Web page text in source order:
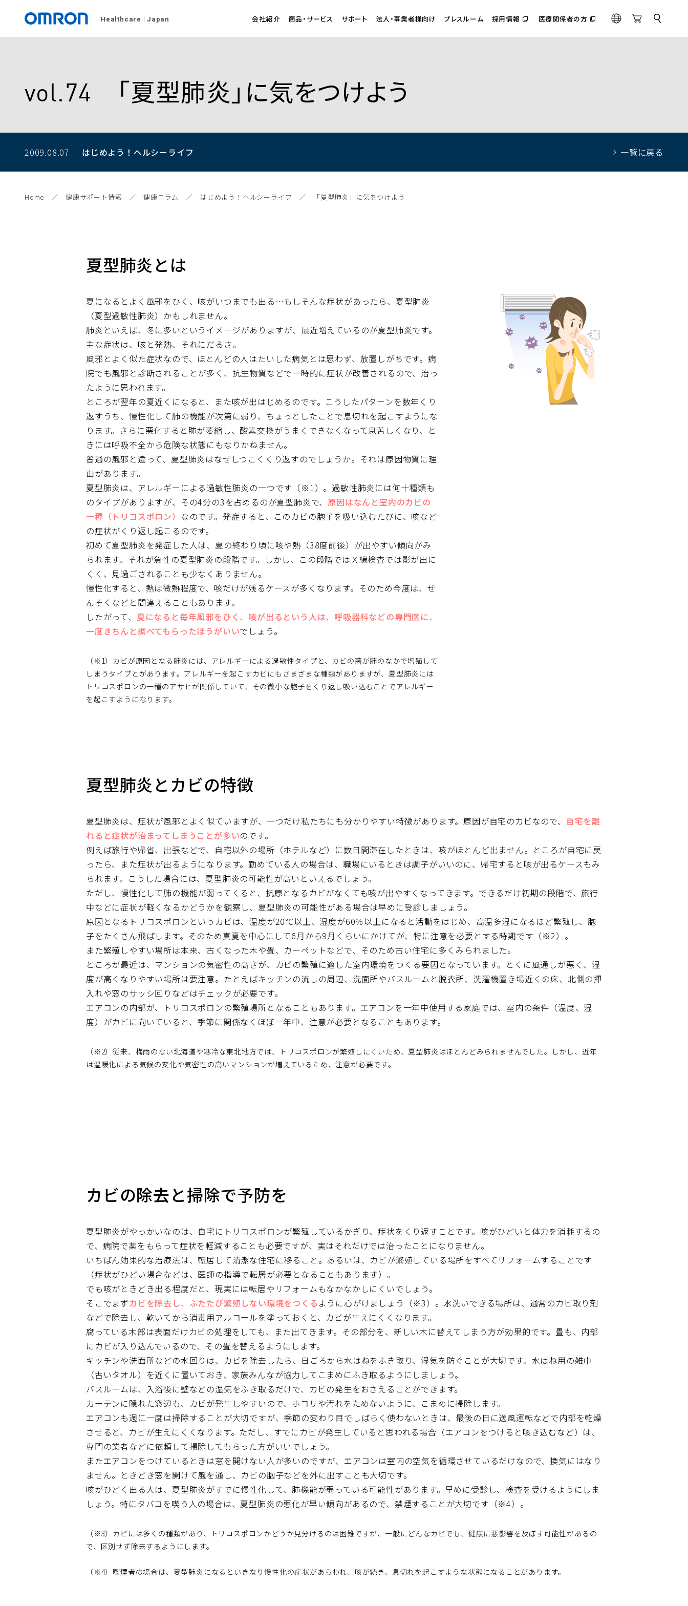
Healthcare Japan 会社紹介 商品・サービス サポート 法人・事業者様向け プレスルーム 採用情報
（別
ィ
医療関係者の方
（別
ィ
G
l
O
n
サ
ト
vol.74 「夏型肺炎」に気をつけよう
2009.08.07 はじめよう！ ヘルシーライフ 一覧に戻る
Home 健康サポート情報 健康コラム はじめよう！ヘルシーライフ 「夏型肺炎」に気をつけよう
夏型肺炎とは
夏になるとよく風邪をひく、咳がいつまでも出る…もしそんな症状があったら、夏型肺炎
（夏型過敏性肺炎）かもしれません。
肺炎といえば、冬に多いというイメージがありますが、最近増えているのが夏型肺炎です。
主な症状は、咳と発熱、それにだるさ。
風邪とよく似た症状なので、ほとんどの人はたいした病気とは思わず、放置しがちです。病
院でも風邪と診断されることが多く、抗生物質などで一時的に症状が改善されるので、治っ
たように思われます。
ところが翌年の夏近くになると、また咳が出はじめるのです。こうしたパターンを数年くり
返すうち、慢性化して肺の機能が次第に弱り、ちょっとしたことで息切れを起こすようにな
ります。さらに悪化すると肺が萎縮し、酸素交換がうまくできなくなって息苦しくなり、と
きには呼吸不全から危険な状態にもなりかねません。
普通の風邪と違って、夏型肺炎はなぜしつこくくり返すのでしょうか。それは原因物質に理
由があります。
夏型肺炎は、アレルギーによる過敏性肺炎の一つです（※1）。過敏性肺炎には何十種類も
のタイプがありますが、その4分の3を占めるのが夏型肺炎で、 原因はなんと室内のカビの
一種（トリコスポロン） なのです。発症すると、このカビの胞子を吸い込むたびに、咳など
の症状がくり返し起こるのです。
初めて夏型肺炎を発症した人は、夏の終わり頃に咳や熱（38度前後）が出やすい傾向がみ
られます。それが急性の夏型肺炎の段階です。しかし、この段階ではＸ線検査では影が出に
くく、見過ごされることも少なくありません。
慢性化すると、熱は微熱程度で、咳だけが残るケースが多くなります。そのため今度は、ぜ
んそくなどと間違えることもあります。
したがって、 夏になると毎年風邪をひく、咳が出るという人は、呼吸器科などの専門医に、
一度きちんと調べてもらったほうがいいでしょう。
（※1）カビが原因となる肺炎には、アレルギーによる過敏性タイプと、カビの菌が肺のなかで増殖して
しまうタイプとがあります。アレルギーを起こすカビにもさまざまな種類がありますが、夏型肺炎には
トリコスポロンの一種のアサヒが関係していて、その微小な胞子をくり返し吸い込むことでアレルギー
を起こすようになります。
夏型肺炎とカビの特徴
夏型肺炎は、症状が風邪とよく似ていますが、一つだけ私たちにも分かりやすい特徴があります。原因が自宅のカビなので、 自宅を離
れると症状が治まってしまうことが多いのです。
例えば旅行や帰省、出張などで、自宅以外の場所（ホテルなど）に数日間滞在したときは、咳がほとんど出ません。ところが自宅に戻
ったら、また症状が出るようになります。勤めている人の場合は、職場にいるときは調子がいいのに、帰宅すると咳が出るケースもみ
られます。こうした場合には、夏型肺炎の可能性が高いといえるでしょう。
ただし、慢性化して肺の機能が弱ってくると、抗原となるカビがなくても咳が出やすくなってきます。できるだけ初期の段階で、旅行
中などに症状が軽くなるかどうかを観察し、夏型肺炎の可能性がある場合は早めに受診しましょう。
原因となるトリコスポロンというカビは、温度が20℃以上、湿度が60％以上になると活動をはじめ、高温多湿になるほど繁殖し、胞
子をたくさん飛ばします。そのため真夏を中心にして6月から9月くらいにかけてが、特に注意を必要とする時期です（※2）。
また繁殖しやすい場所は本来、古くなった木や畳、カーペットなどで、そのため古い住宅に多くみられました。
ところが最近は、マンションの気密性の高さが、カビの繁殖に適した室内環境をつくる要因となっています。とくに風通しが悪く、湿
度が高くなりやすい場所は要注意。たとえばキッチンの流しの周辺、洗面所やバスルームと脱衣所、洗濯機置き場近くの床、北側の押
入れや窓のサッシ回りなどはチェックが必要です。
エアコンの内部が、トリコスポロンの繁殖場所となることもあります。エアコンを一年中使用する家庭では、室内の条件（温度、湿
度）がカビに向いていると、季節に関係なくほぼ一年中、注意が必要となることもあります。
（※2）従来、梅雨のない北海道や寒冷な東北地方では、トリコスポロンが繁殖しにくいため、夏型肺炎はほとんどみられませんでした。しかし、近年
は温暖化による気候の変化や気密性の高いマンションが増えているため、注意が必要です。
カビの除去と掃除で予防を
夏型肺炎がやっかいなのは、自宅にトリコスポロンが繁殖しているかぎり、症状をくり返すことです。咳がひどいと体力を消耗するの
で、病院で薬をもらって症状を軽減することも必要ですが、実はそれだけでは治ったことになりません。
いちばん効果的な治療法は、転居して清潔な住宅に移ること。あるいは、カビが繁殖している場所をすべてリフォームすることです
（症状がひどい場合などは、医師の指導で転居が必要となることもあります）。
でも咳がときどき出る程度だと、現実には転居やリフォームもなかなかしにくいでしょう。
そこでまずカビを除去し、ふたたび繁殖しない環境をつくる ように心がけましょう（※3）。水洗いできる場所は、通常のカビ取り剤
などで除去し、乾いてから消毒用アルコールを塗っておくと、カビが生えにくくなります。
腐っている木部は表面だけカビの処理をしても、また出てきます。その部分を、新しい木に替えてしまう方が効果的です。畳も、内部
にカビが入り込んでいるので、その畳を替えるようにします。
キッチンや洗面所などの水回りは、カビを除去したら、日ごろから水はねをふき取り、湿気を防ぐことが大切です。水はね用の雑巾
（古いタオル）を近くに置いておき、家族みんなが協力してこまめにふき取るようにしましょう。
バスルームは、入浴後に壁などの湿気をふき取るだけで、カビの発生をおさえることができます。
カーテンに隠れた窓辺も、カビが発生しやすいので、ホコリや汚れをためないように、こまめに掃除します。
エアコンも週に一度は掃除することが大切ですが、季節の変わり目でしばらく使わないときは、最後の日に送風運転などで内部を乾燥
させると、カビが生えにくくなります。ただし、すでにカビが発生していると思われる場合（エアコンをつけると咳き込むなど）は、
専門の業者などに依頼して掃除してもらった方がいいでしょう。
またエアコンをつけているときは窓を開けない人が多いのですが、エアコンは室内の空気を循環させているだけなので、換気にはなり
ません。ときどき窓を開けて風を通し、カビの胞子などを外に出すことも大切です。
咳がひどく出る人は、夏型肺炎がすでに慢性化して、肺機能が弱っている可能性があります。早めに受診し、検査を受けるようにしま
しょう。特にタバコを喫う人の場合は、夏型肺炎の悪化が早い傾向があるので、禁煙することが大切です（※4）。
（※3）カビには多くの種類があり、トリコスポロンかどうか見分けるのは困難ですが、一般にどんなカビでも、健康に悪影響を及ぼす可能性があるの
で、区別せず除去するようにします。
（※4）喫煙者の場合は、夏型肺炎になるといきなり慢性化の症状があらわれ、咳が続き、息切れを起こすような状態になることがあります。